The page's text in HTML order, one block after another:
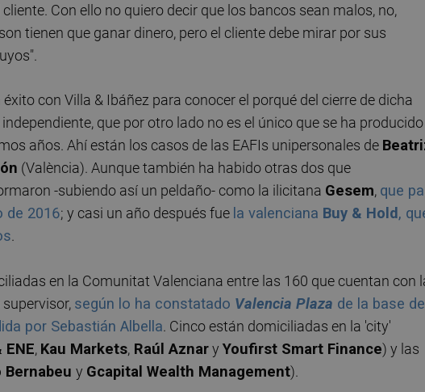
Con ello no quiero decir que los bancos sean malos, no,
tienen que ganar dinero, pero el cliente debe mirar por sus
con Villa & Ibáñez para conocer el porqué del cierre de dicha
que por otro lado no es el único que se ha producido
años. Ahí están los casos de las EAFIs unipersonales de
(València). Aunque también ha habido otras dos que
-subiendo así un peldaño- como la ilicitana Gesem, que
de 2016; y casi un año después fue la valenciana Buy & Hold ,
.
en la Comunitat Valenciana entre las 160 que cuentan con
según lo ha constatado Valencia Plaza de la base de
por Sebastián Albella. Cinco están domiciliadas en la 'city'
ENE, Kau Markets, Raúl Aznary Youfirst Smart Finance) y las
y Gcapital Wealth Management).